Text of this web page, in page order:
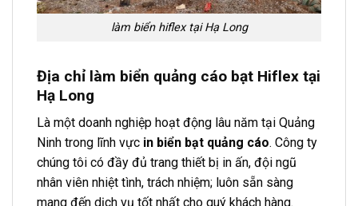
làm biển hiflex tại Hạ Long
Địa chỉ làm biển quảng cáo bạt Hiflex tại
Hạ Long
Là một doanh nghiệp hoạt động lâu năm tại Quảng
Ninh trong lĩnh vực in biển bạt quảng cáo. Công ty
chúng tôi có đầy đủ trang thiết bị in ấn, đội ngũ
nhân viên nhiệt tình, trách nhiệm; luôn sẵn sàng
mang đến dịch vụ tốt nhất cho quý khách hàng.